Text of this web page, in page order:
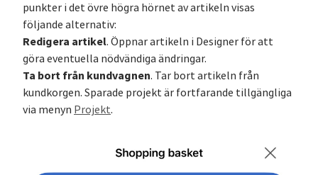
punkter i det övre högra hörnet av artikeln visas
följande alternativ:
Redigera artikel. Öppnar artikeln i Designer för att
göra eventuella nödvändiga ändringar.
Ta bort från kundvagnen. Tar bort artikeln från
kundkorgen. Sparade projekt är fortfarande tillgängliga
via menyn Projekt.